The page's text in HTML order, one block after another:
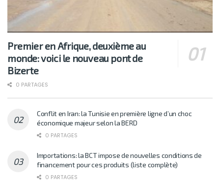
Premier en Afrique, deuxième au
monde: voici le nouveau pont de
Bizerte
0 PARTAGES
Conflit en Iran: la Tunisie en première ligne d’un choc
économique majeur selon la BERD
0 PARTAGES
Importations: la BCT impose de nouvelles conditions de
financement pour ces produits (liste complète)
0 PARTAGES